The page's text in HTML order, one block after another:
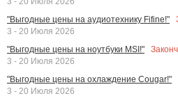
"Выгодные цены на аудиотехнику Fifine!"
3 - 20 Июля 2026
"Выгодные цены на ноутбуки MSI!"
3 - 20 Июля 2026
"Выгодные цены на охлаждение Cougar!"
3 - 20 Июля 2026